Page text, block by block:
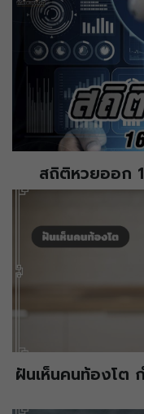
สถิติหวยออก
ฝันเห็นคนท้องโต